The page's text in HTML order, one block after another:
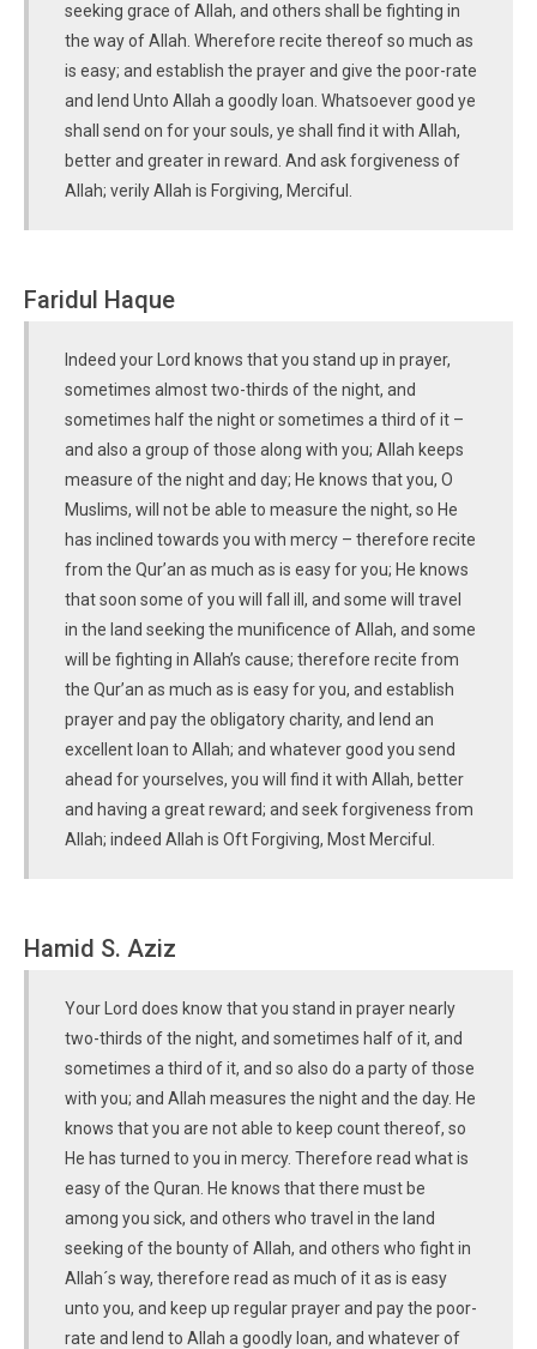
seeking grace of Allah, and others shall be fighting in
the way of Allah. Wherefore recite thereof so much as
is easy; and establish the prayer and give the poor-rate
and lend Unto Allah a goodly loan. Whatsoever good ye
shall send on for your souls, ye shall find it with Allah,
better and greater in reward. And ask forgiveness of
Allah; verily Allah is Forgiving, Merciful.
Faridul Haque
Indeed your Lord knows that you stand up in prayer,
sometimes almost two-thirds of the night, and
sometimes half the night or sometimes a third of it –
and also a group of those along with you; Allah keeps
measure of the night and day; He knows that you, O
Muslims, will not be able to measure the night, so He
has inclined towards you with mercy – therefore recite
from the Qur’an as much as is easy for you; He knows
that soon some of you will fall ill, and some will travel
in the land seeking the munificence of Allah, and some
will be fighting in Allah’s cause; therefore recite from
the Qur’an as much as is easy for you, and establish
prayer and pay the obligatory charity, and lend an
excellent loan to Allah; and whatever good you send
ahead for yourselves, you will find it with Allah, better
and having a great reward; and seek forgiveness from
Allah; indeed Allah is Oft Forgiving, Most Merciful.
Hamid S. Aziz
Your Lord does know that you stand in prayer nearly
two-thirds of the night, and sometimes half of it, and
sometimes a third of it, and so also do a party of those
with you; and Allah measures the night and the day. He
knows that you are not able to keep count thereof, so
He has turned to you in mercy. Therefore read what is
easy of the Quran. He knows that there must be
among you sick, and others who travel in the land
seeking of the bounty of Allah, and others who fight in
Allah´s way, therefore read as much of it as is easy
unto you, and keep up regular prayer and pay the poor-
rate and lend to Allah a goodly loan, and whatever of